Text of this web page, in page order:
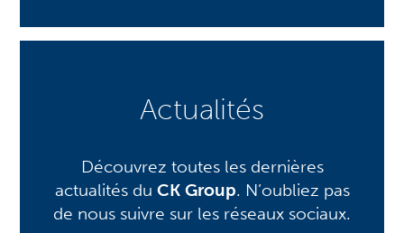
Actualités
Découvrez toutes les dernières
actualités du CK Group. N’oubliez pas
de nous suivre sur les réseaux sociaux.